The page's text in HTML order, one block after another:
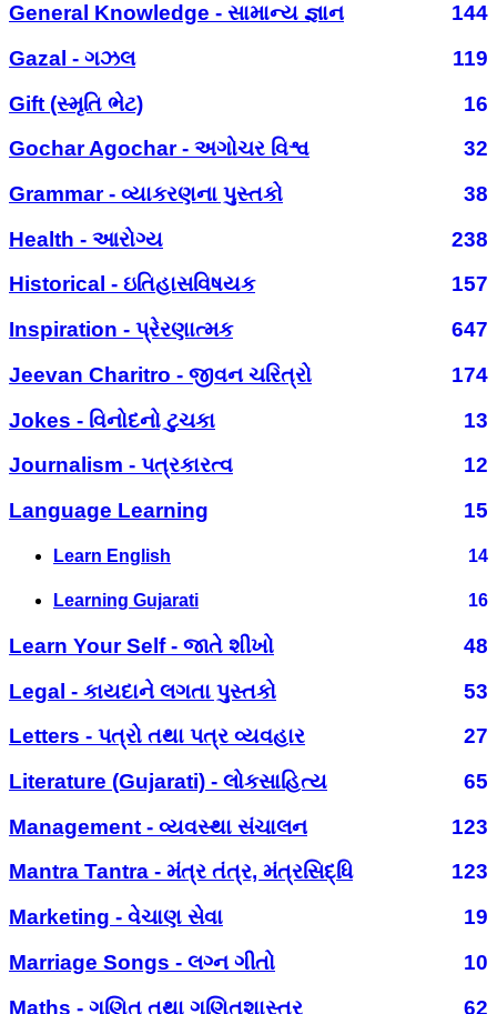
General Knowledge - સામાન્ય જ્ઞાન
144
Gazal - ગઝલ
119
Gift (સ્મૃતિ ભેટ)
16
Gochar Agochar - અગોચર વિશ્વ
32
Grammar - વ્યાકરણના પુસ્તકો
38
Health - આરોગ્ય
238
Historical - ઇતિહાસવિષયક
157
Inspiration - પ્રેરણાત્મક
647
Jeevan Charitro - જીવન ચરિત્રો
174
Jokes - વિનોદનો ટુચકા
13
Journalism - પત્રકારત્વ
12
Language Learning
15
Learn English 14
Learning Gujarati 16
Learn Your Self - જાતે શીખો
48
Legal - કાયદાને લગતા પુસ્તકો
53
Letters - પત્રો તથા પત્ર વ્યવહાર
27
Literature (Gujarati) - લોકસાહિત્ય
65
Management - વ્યવસ્થા સંચાલન
123
Mantra Tantra - મંત્ર તંત્ર, મંત્રસિદ્ધિ
123
Marketing - વેચાણ સેવા
19
Marriage Songs - લગ્ન ગીતો
10
Maths - ગણિત તથા ગણિતશાસ્ત્ર
62